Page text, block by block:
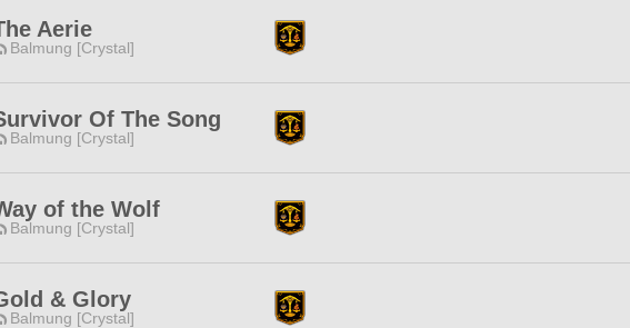
Aerie
Balmung [Crystal]
Of The Song
Balmung [Crystal]
of the Wolf
Balmung [Crystal]
& Glory
Balmung [Crystal]